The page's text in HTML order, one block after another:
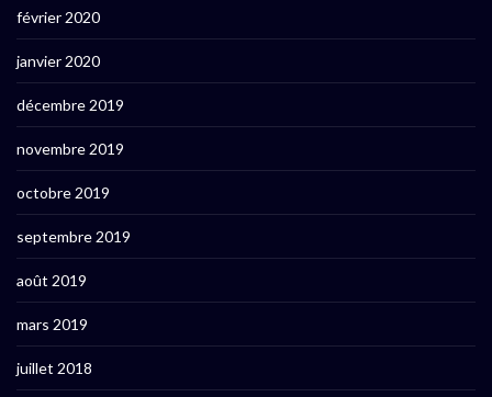
février 2020
janvier 2020
décembre 2019
novembre 2019
octobre 2019
septembre 2019
août 2019
mars 2019
juillet 2018